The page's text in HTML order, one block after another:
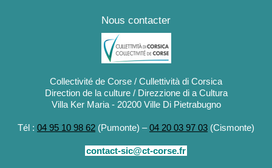
Nous contacter
Collectivité de Corse / Cullettività di Corsica
Direction de la culture / Direzzione di a Cultura
Villa Ker Maria - 20200 Ville Di Pietrabugno
Tél : 04 95 10 98 62 (Pumonte) –04 20 03 97 03 (Cismonte)
contact-sic@ct-corse.fr